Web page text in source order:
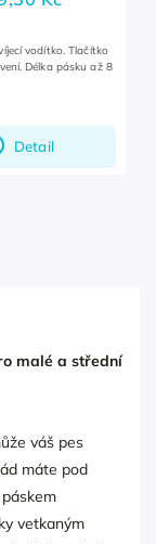
Detail
vodítko. Tlačítko
Délka pásku až 8
malé a střední
váš pes
máte pod
vetkaným